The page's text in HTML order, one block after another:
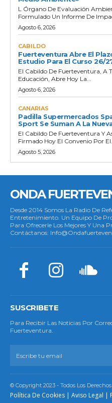
L Órgano De Evaluación
Formulado Un Informe De
Agosto 6, 2026
CABILDO
Fuerteventura Abre El
Estudio Para El Curso 26/
El Cabildo De Fuerteventura, A
Educación, Abre Hoy La...
Agosto 6, 2026
CANARIAS
Padilla Supermercados
Sport Se Suman A La
El Cabildo De Fuerteventura Y
Firmado Hoy El Convenio Por El...
Agosto 5, 2026
ONDA
Desde 2014 Somos La Radio De
Entretenimiento. Un Equipo De
Para Ofrecerle Los Mejores Y Una
Contáctanos:
SUSCRIBETE
Para Recibir Las Noticias Por
Fuerteventura.
© Copyright 2023 - Todos Los
Política De Cookies | Aviso Legal |